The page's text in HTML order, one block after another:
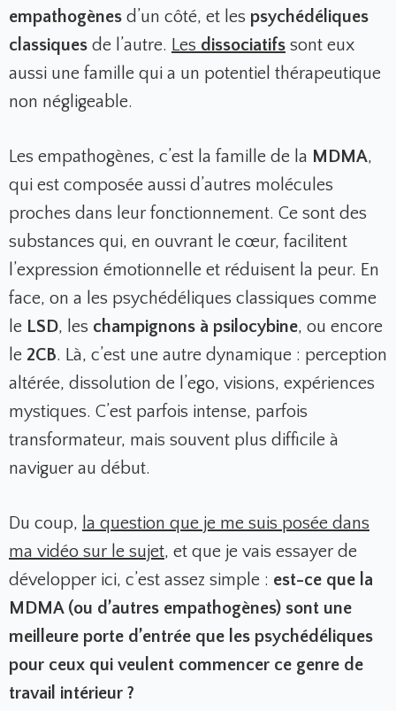
empathogènes d’un côté, et les psychédéliques
classiques de l’autre. Les dissociatifs sont eux
aussi une famille qui a un potentiel thérapeutique
non négligeable.
Les empathogènes, c’est la famille de la MDMA,
qui est composée aussi d’autres molécules
proches dans leur fonctionnement. Ce sont des
substances qui, en ouvrant le cœur, facilitent
l’expression émotionnelle et réduisent la peur. En
face, on a les psychédéliques classiques comme
le LSD, les champignons à psilocybine, ou encore
le 2CB. Là, c’est une autre dynamique : perception
altérée, dissolution de l’ego, visions, expériences
mystiques. C’est parfois intense, parfois
transformateur, mais souvent plus difficile à
naviguer au début.
Du coup, la question que je me suis posée dans
ma vidéo sur le sujet, et que je vais essayer de
développer ici, c’est assez simple : est-ce que la
MDMA (ou d’autres empathogènes) sont une
meilleure porte d’entrée que les psychédéliques
pour ceux qui veulent commencer ce genre de
travail intérieur ?